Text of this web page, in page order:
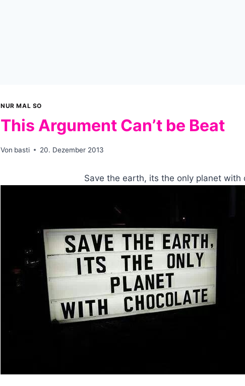
NUR MAL SO
This Argument Can’t be Beat
Von basti 20. Dezember 2013
Save the earth, its the only planet with